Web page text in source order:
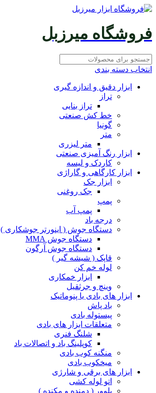
فروشگاه میرزبل
انتخاب دسته بندی
ابزار دقیق و اندازه گیری
تراز
تراز بنایی
خط کش صنعتی
گونیا
متر
متر لیزری
ابزار رنگ آمیزی صنعتی
کاردک و لیسه
ابزار کارگاهی و گاراژی
ابزار جک
جک روغنی
پمپ
پمپ آب
درجه باد
دستگاه جوش ( اینورتر جوشکاری )
دستگاه جوش MMA
دستگاه جوش آرگون
قاپک ( شیشه گیر )
لوله خم کن
ابزار خمکاری
وینچ و جرثقیل
ابزار های بادی یا پنوماتیک
باد پاش
پیستوله بادی
متعلقات ابزار های بادی
شلنگ فنری
کوپلینگ باد و اتصالات باد
منگنه کوب بادی
میخکوب بادی
ابزار های برقی و شارژی
اتو لوله کشی
بلوور ( دمنده و مکنده )